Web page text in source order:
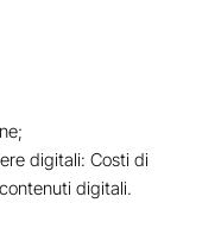
digitali: Costi di
digitali.